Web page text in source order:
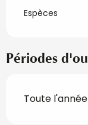
Espèces
Périodes
Toute